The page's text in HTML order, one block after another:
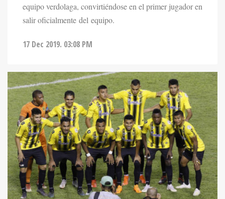
equipo verdolaga, convirtiéndose en el primer jugador en
salir oficialmente del equipo.
17 Dec 2019. 03:08 PM